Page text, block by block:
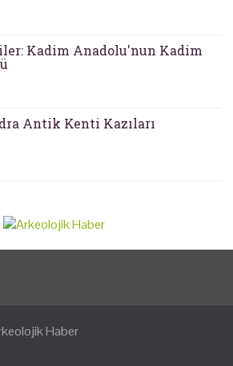
Kadim Anadolu'nun Kadim
Antik Kenti Kazıları
Haber